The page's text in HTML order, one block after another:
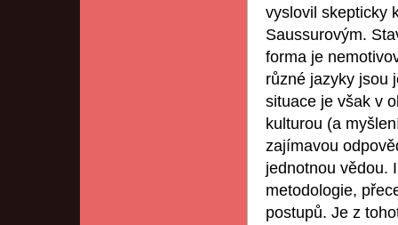
vyslovil skepticky
Saussurovým.
forma je
různé jazyky jsou
situace je však v
kulturou (a
zajímavou
jednotnou vědou.
metodologie,
postupů. Je z